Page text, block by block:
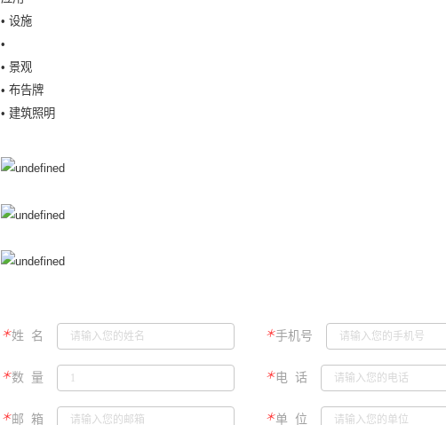
• 设施
•
• 景观
• 布告牌
• 建筑照明
＊姓 名 ＊手机号
＊数 量 ＊电 话
＊邮 箱 ＊单 位